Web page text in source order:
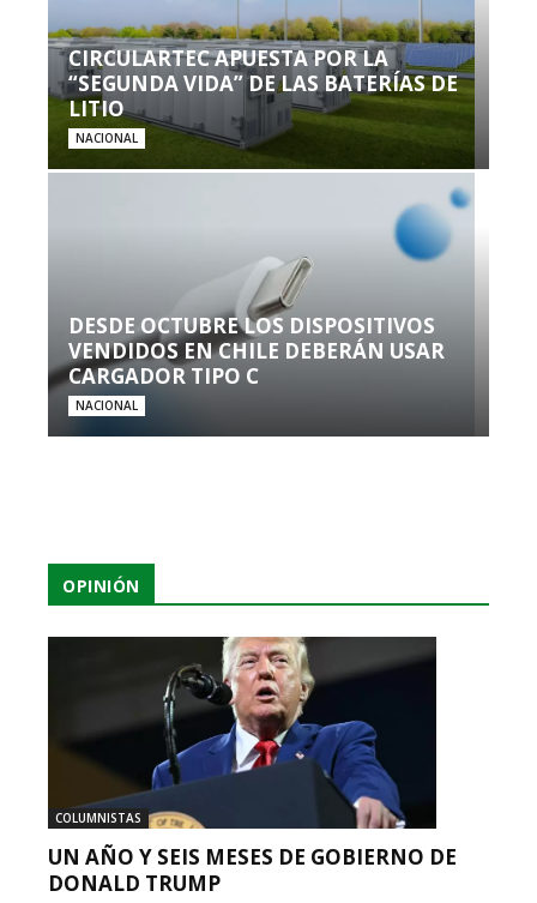
CIRCULARTEC APUESTA POR LA
“SEGUNDA VIDA” DE LAS BATERÍAS DE
LITIO
NACIONAL
DESDE OCTUBRE LOS DISPOSITIVOS
VENDIDOS EN CHILE DEBERÁN USAR
CARGADOR TIPO C
NACIONAL
OPINIÓN
COLUMNISTAS
UN AÑO Y SEIS MESES DE GOBIERNO DE
DONALD TRUMP